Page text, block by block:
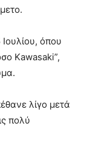
όπου
Kawasaki”,
λίγο μετά
πολύ